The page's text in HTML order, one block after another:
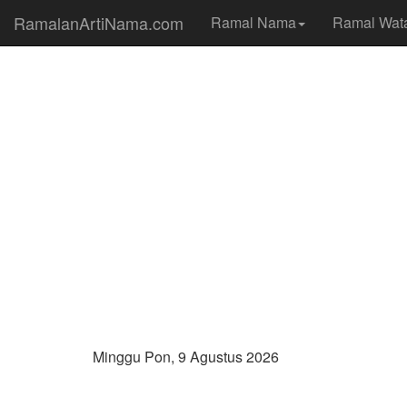
RamalanArtiNama.com Ramal Nama Ramal
Minggu Pon, 9 Agustus 2026